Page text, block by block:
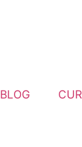
BLOG